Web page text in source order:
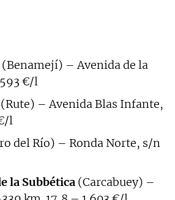
(Benamejí) – Avenida de la
€/l
(Rute) – Avenida Blas Infante,
l
del Río) – Ronda Norte, s/n
la Subbética (Carcabuey) –